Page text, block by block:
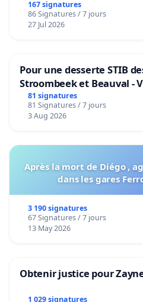
167 signatures
86 Signatures / 7 jours
27 Jul 2026
Pour une desserte STIB
Stroombeek et Beauval -
bediening van de wijken
Voor
81 signatures
81 Signatures / 7 jours
3 Aug 2026
Après la mort de Diégo ,
dans les gares
3 190 signatures
67 Signatures / 7 jours
13 May 2026
Obtenir justice pour
1 029 signatures